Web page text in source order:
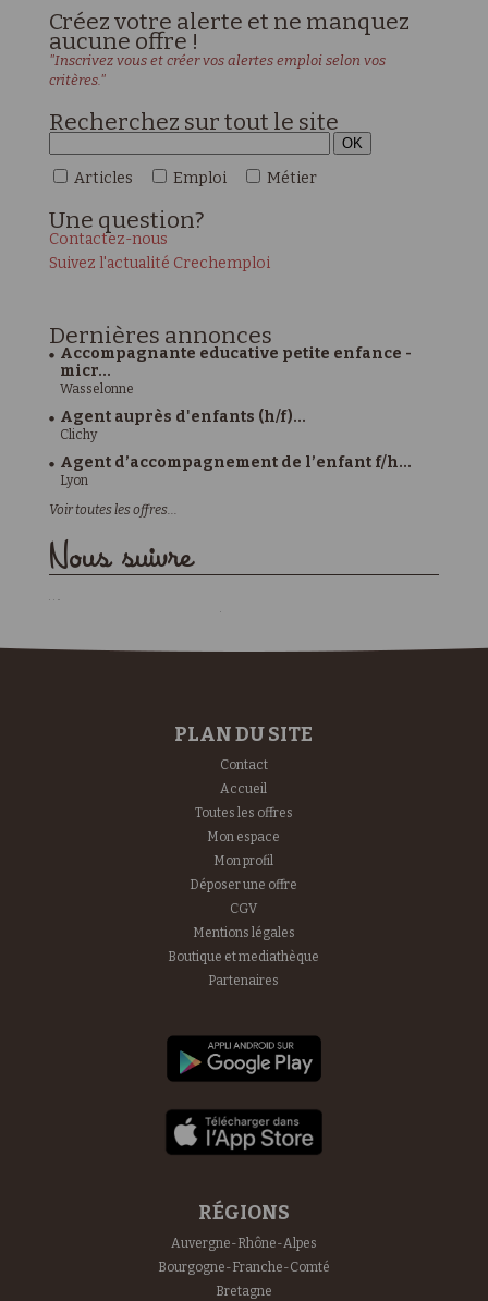
Créez votre alerte et ne manquez
aucune offre !
"Inscrivez vous et créer vos alertes emploi selon vos
critères."
Recherchez sur tout le site
Articles Emploi Métier
Une question?
Contactez-nous
Suivez l'actualité Crechemploi
Dernières annonces
Accompagnante educative petite enfance -
micr...
Wasselonne
Agent auprès d'enfants (h/f)...
Clichy
Agent d’accompagnement de l’enfant f/h...
Lyon
Voir toutes les offres...
Nous suivre
PLAN DU SITE
Contact
Accueil
Toutes les offres
Mon espace
Mon profil
Déposer une offre
CGV
Mentions légales
Boutique et mediathèque
Partenaires
RÉGIONS
Auvergne-Rhône-Alpes
Bourgogne-Franche-Comté
Bretagne